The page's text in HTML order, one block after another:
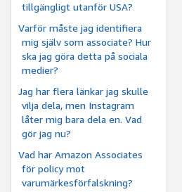
tillgängligt utanför USA?
Varför måste jag identifiera
mig själv som associate? Hur
ska jag göra detta på sociala
medier?
Jag har flera länkar jag skulle
vilja dela, men Instagram
låter mig bara dela en. Vad
gör jag nu?
Vad har Amazon Associates
för policy mot
varumärkesförfalskning?